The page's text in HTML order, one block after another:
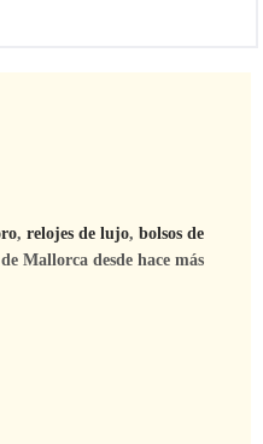
, relojes de lujo, bolsos de
Mallorca desde hace más